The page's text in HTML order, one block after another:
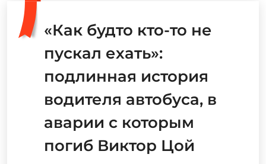
«Как будто кто-то не
пускал ехать»:
подлинная история
водителя автобуса, в
аварии с которым
погиб Виктор Цой